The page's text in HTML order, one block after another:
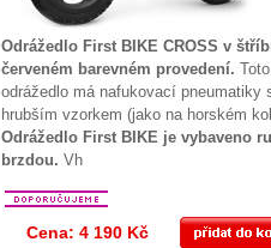
Odrážedlo First BIKE CROSS v
červeném barevném provedení. Toto
odrážedlo má nafukovací pneumatiky
hrubším vzorkem (jako na horském
Odrážedlo First BIKE je vybaveno
brzdou. Vh
Cena: 4 190 Kč